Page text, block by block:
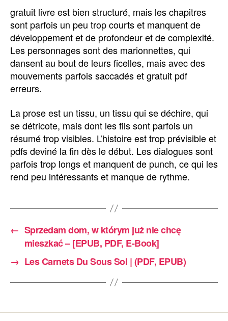
gratuit livre est bien structuré, mais les chapitres
sont parfois un peu trop courts et manquent de
développement et de profondeur et de complexité.
Les personnages sont des marionnettes, qui
dansent au bout de leurs ficelles, mais avec des
mouvements parfois saccadés et gratuit pdf
erreurs.
La prose est un tissu, un tissu qui se déchire, qui
se détricote, mais dont les fils sont parfois un
résumé trop visibles. L’histoire est trop prévisible et
pdfs deviné la fin dès le début. Les dialogues sont
parfois trop longs et manquent de punch, ce qui les
rend peu intéressants et manque de rythme.
← Sprzedam dom, w którym już nie chcę
mieszkać – [EPUB, PDF, E-Book]
→ Les Carnets Du Sous Sol | (PDF, EPUB)